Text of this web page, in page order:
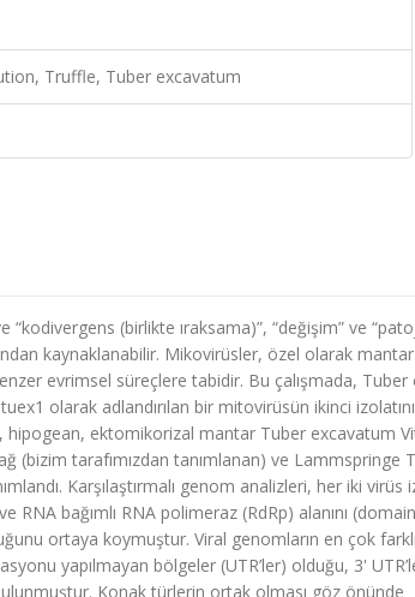
Truffle, Tuber excavatum
“kodivergens (birlikte ıraksama)”, “değişim” ve
kaynaklanabilir. Mikovirüsler, özel olarak mantar
evrimsel süreçlere tabidir. Bu çalışmada, Tuber
olarak adlandırılan bir mitovirüsün ikinci
ektomikorizal mantar Tuber excavatum
(bizim tarafımızdan tanımlanan) ve Lammspringe
Karşılaştırmalı genom analizleri, her iki virüs
RNA bağımlı RNA polimeraz (RdRp) alanını
ortaya koymuştur. Viral genomların en çok
yapılmayan bölgeler (UTR’ler) olduğu, 3'
Konak türlerin ortak olması göz önünde